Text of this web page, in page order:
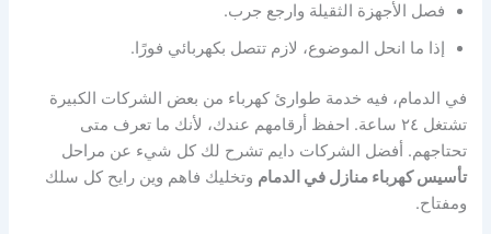
فصل الأجهزة الثقيلة وارجع جرب.
إذا ما انحل الموضوع، لازم تتصل بكهربائي فورًا.
في الدمام، فيه خدمة طوارئ كهرباء من بعض الشركات الكبيرة
تشتغل ٢٤ ساعة. احفظ أرقامهم عندك، لأنك ما تعرف متى
تحتاجهم. أفضل الشركات دايم تشرح لك كل شيء عن مراحل
تأسيس كهرباء منازل في الدمام وتخليك فاهم وين رايح كل سلك
ومفتاح.